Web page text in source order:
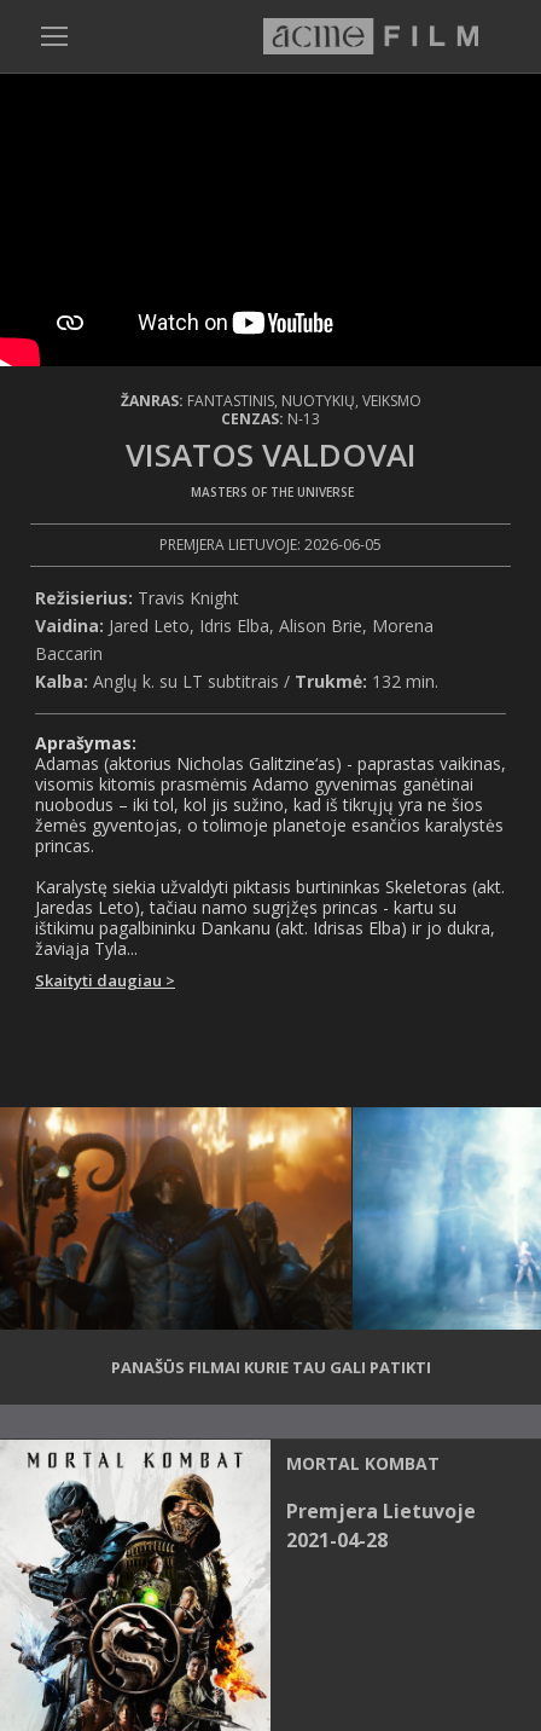
ŽANRAS: FANTASTINIS, NUOTYKIŲ, VEIKSMO
CENZAS: N-13
VISATOS VALDOVAI
/ MASTERS OF THE UNIVERSE
PREMJERA LIETUVOJE: 2026-06-05
Režisierius: Travis Knight
Vaidina: Jared Leto, Idris Elba, Alison Brie, Morena
Baccarin
Kalba: Anglų k. su LT subtitrais / Trukmė: 132 min.
Aprašymas:
Adamas (aktorius Nicholas Galitzine‘as) - paprastas vaikinas,
visomis kitomis prasmėmis Adamo gyvenimas ganėtinai
nuobodus – iki tol, kol jis sužino, kad iš tikrųjų yra ne šios
žemės gyventojas, o tolimoje planetoje esančios karalystės
princas.
Karalystę siekia užvaldyti piktasis burtininkas Skeletoras (akt.
Jaredas Leto), tačiau namo sugrįžęs princas - kartu su
ištikimu pagalbininku Dankanu (akt. Idrisas Elba) ir jo dukra,
žaviąja Tyla...
Skaityti daugiau >
PANAŠŪS FILMAI KURIE TAU GALI PATIKTI
MORTAL KOMBAT
Premjera Lietuvoje
2021-04-28